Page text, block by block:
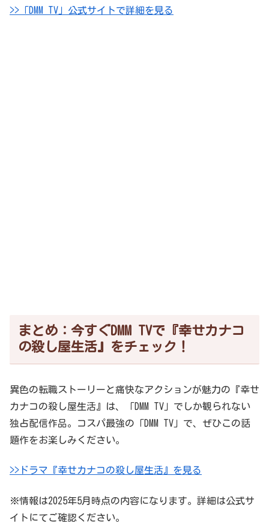
>>「DMM TV」公式サイトで詳細を見る
まとめ：今すぐDMM TVで『幸せカナコ
の殺し屋生活』をチェック！
異色の転職ストーリーと痛快なアクションが魅力の『幸せ
カナコの殺し屋生活』は、「DMM TV」でしか観られない
独占配信作品。コスパ最強の「DMM TV」で、ぜひこの話
題作をお楽しみください。
>>ドラマ『幸せカナコの殺し屋生活』を見る
※情報は2025年5月時点の内容になります。詳細は公式サ
イトにてご確認ください。